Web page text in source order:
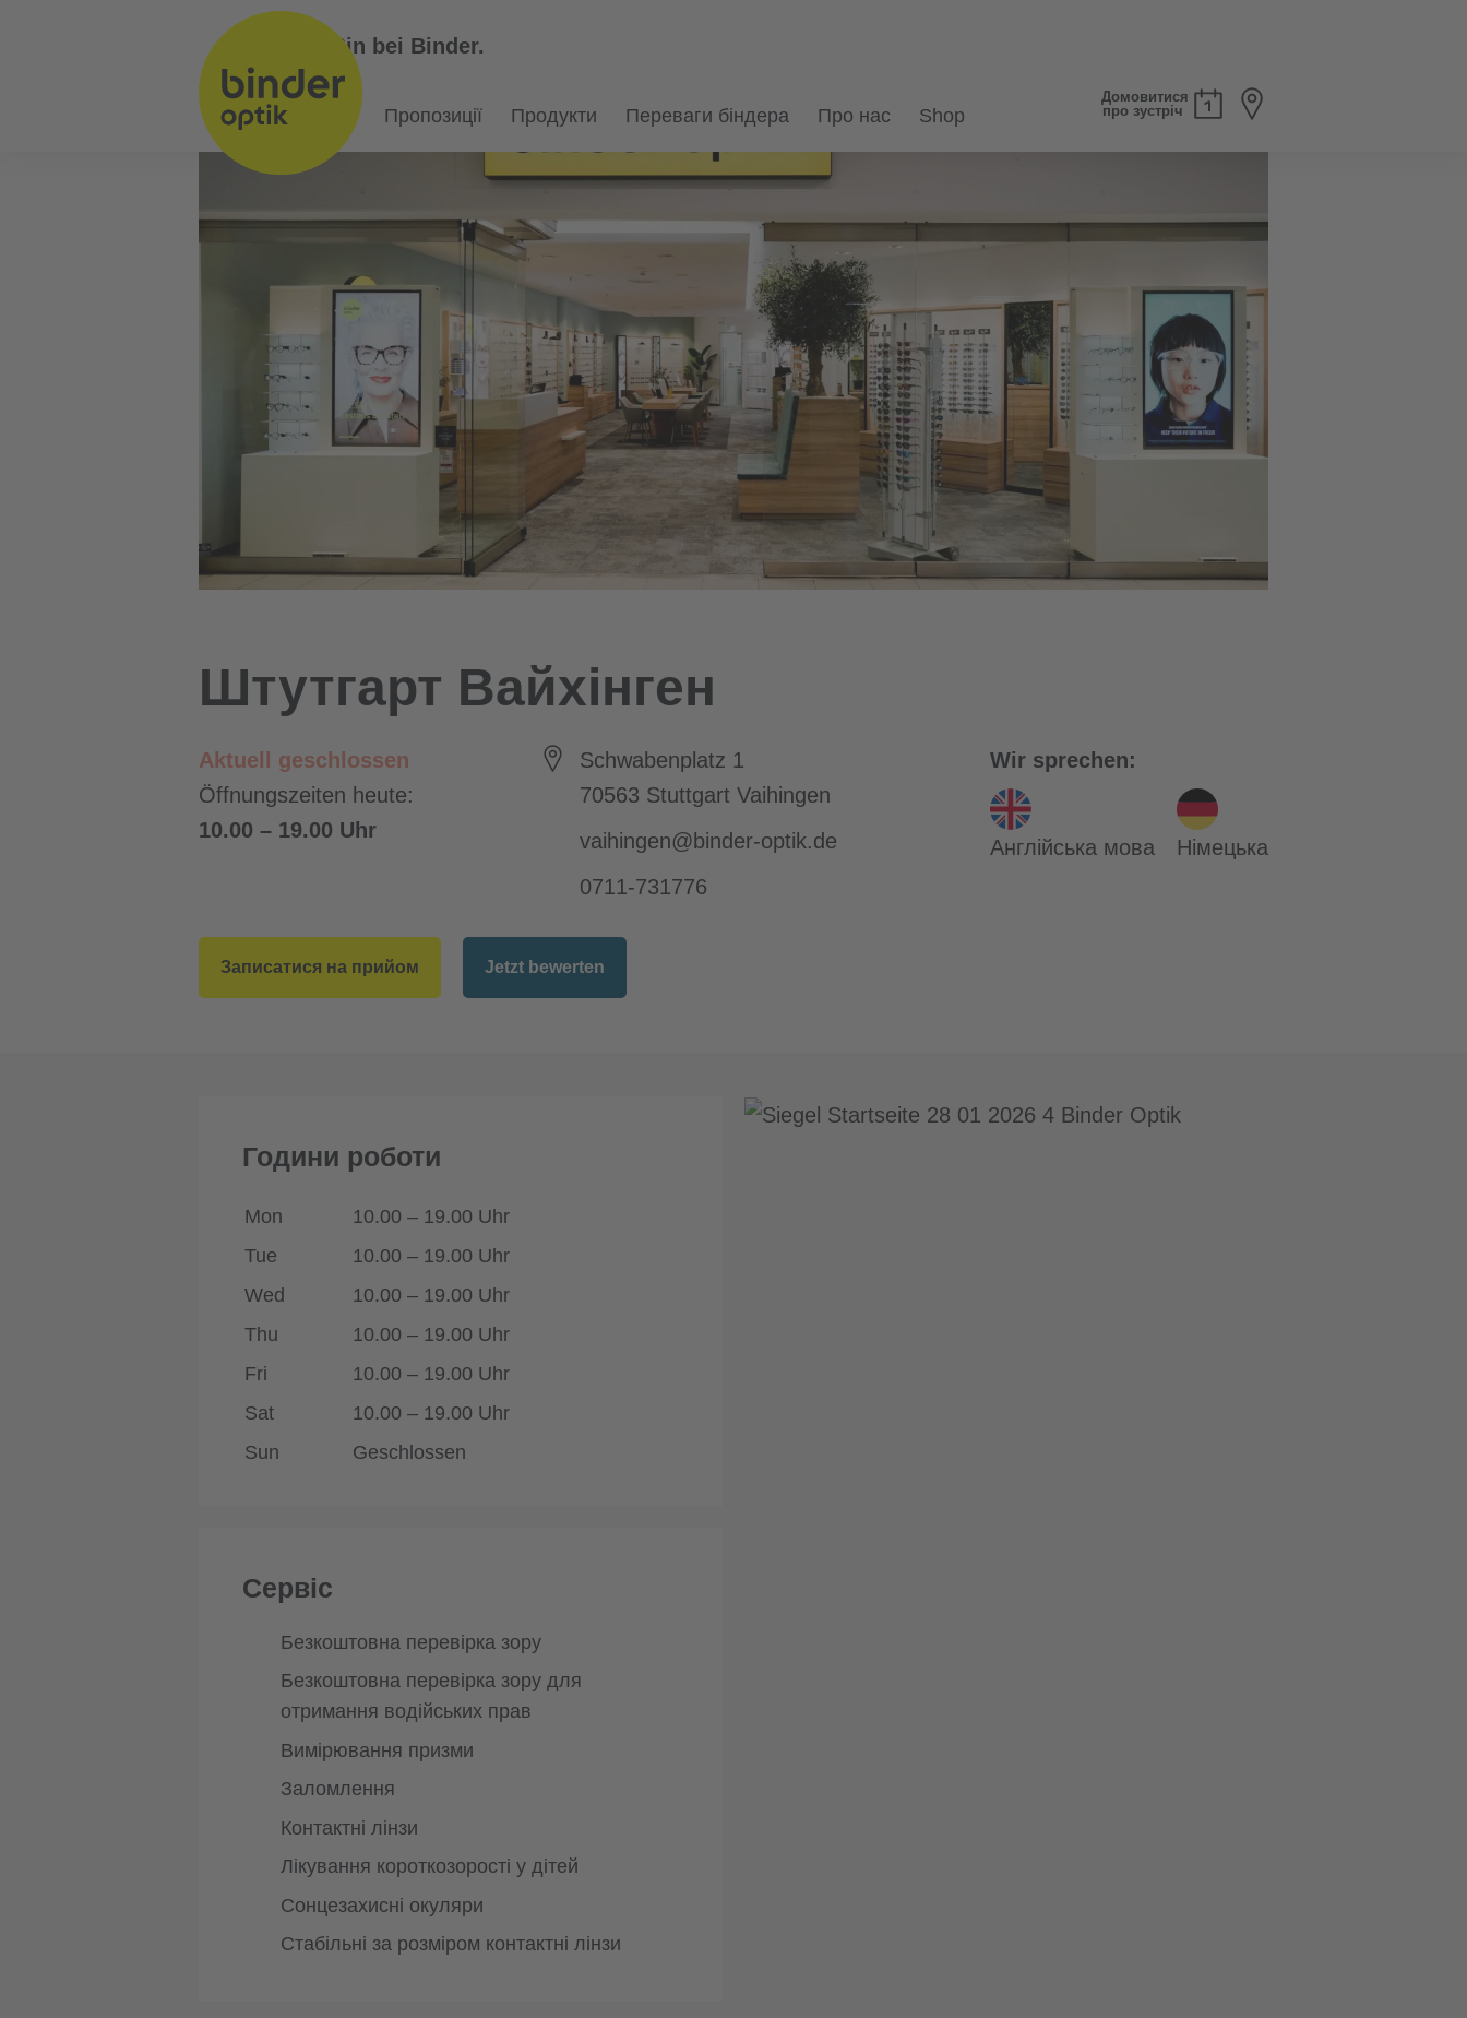
Bin bei Binder.
Пропозиції Продукти Переваги біндера Про нас Shop
Домовитися
про зустріч
Штутгарт Вайхінген
Aktuell geschlossen
Öffnungszeiten heute:
10.00 – 19.00 Uhr
Schwabenplatz 1
70563 Stuttgart Vaihingen
vaihingen@binder-optik.de
0711-731776
Wir sprechen:
Англійська мова Німецька
Записатися на прийом Jetzt bewerten
Години роботи
Mon
10.00 – 19.00 Uhr
Tue
10.00 – 19.00 Uhr
Wed
10.00 – 19.00 Uhr
Thu
10.00 – 19.00 Uhr
Fri
10.00 – 19.00 Uhr
Sat
10.00 – 19.00 Uhr
Sun
Geschlossen
Сервіс
Безкоштовна перевірка зору
Безкоштовна перевірка зору для
отримання водійських прав
Вимірювання призми
Заломлення
Контактні лінзи
Лікування короткозорості у дітей
Сонцезахисні окуляри
Стабільні за розміром контактні лінзи